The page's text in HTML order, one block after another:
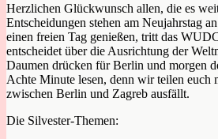
Herzlichen Glückwunsch allen, die es
Entscheidungen stehen am Neujahrstag
einen freien Tag genießen, tritt das
entscheidet über die Ausrichtung der
Daumen drücken für Berlin und morgen
Achte Minute lesen, denn wir teilen euch
zwischen Berlin und Zagreb ausfällt.
Die Silvester-Themen: